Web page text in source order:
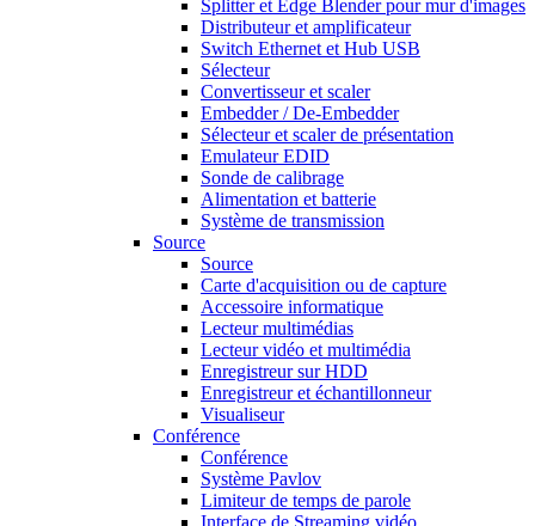
Splitter et Edge Blender pour mur d'images
Distributeur et amplificateur
Switch Ethernet et Hub USB
Sélecteur
Convertisseur et scaler
Embedder / De-Embedder
Sélecteur et scaler de présentation
Emulateur EDID
Sonde de calibrage
Alimentation et batterie
Système de transmission
Source
Source
Carte d'acquisition ou de capture
Accessoire informatique
Lecteur multimédias
Lecteur vidéo et multimédia
Enregistreur sur HDD
Enregistreur et échantillonneur
Visualiseur
Conférence
Conférence
Système Pavlov
Limiteur de temps de parole
Interface de Streaming vidéo